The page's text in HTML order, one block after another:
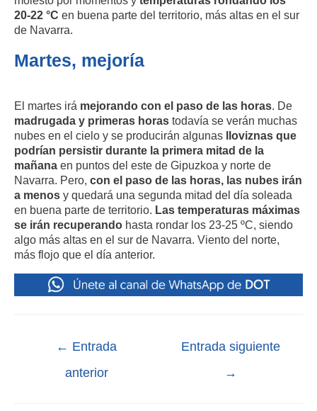
20-22 °C en buena parte del territorio, más altas en el sur
de Navarra.
Martes, mejoría
El martes irá mejorando con el paso de las horas. De
madrugada y primeras horas todavía se verán muchas
nubes en el cielo y se producirán algunas lloviznas que
podrían persistir durante la primera mitad de la
mañana en puntos del este de Gipuzkoa y norte de
Navarra. Pero, con el paso de las horas, las nubes irán
a menos y quedará una segunda mitad del día soleada
en buena parte de territorio. Las temperaturas máximas
se irán recuperando hasta rondar los 23-25 ºC, siendo
algo más altas en el sur de Navarra. Viento del norte,
más flojo que el día anterior.
← Entrada
anterior
Entrada siguiente
→